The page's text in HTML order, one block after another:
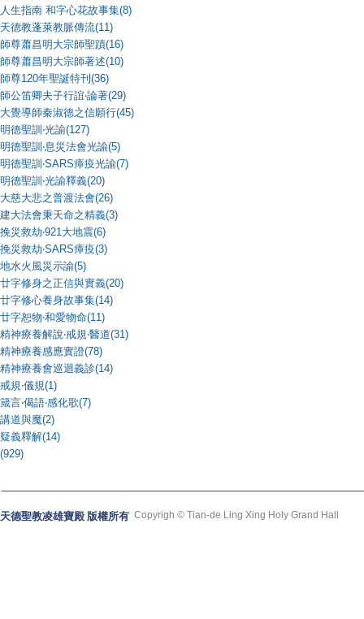
人生指南 和字心花故事集(8)
天德教蓬萊教脈傳流(11)
師尊蕭昌明大宗師聖蹟(16)
師尊蕭昌明大宗師著述(10)
師尊120年聖誕特刊(36)
師公笛卿夫子行誼‧論著(29)
大覺導師秦淑德之信願行(45)
明德聖訓‧光諭(127)
明德聖訓‧息災法會光諭(5)
明德聖訓‧SARS瘴疫光諭(7)
明德聖訓‧光諭釋義(20)
大慈大悲之普渡法會(26)
建大法會秉天命之精義(3)
挽災救劫‧921大地震(6)
挽災救劫‧SARS瘴疫(3)
地水火風災示諭(5)
廿字修身之正信與實義(20)
廿字修心養身故事集(14)
廿字恕物‧和愛物命(11)
精神療養解說‧戒規‧醫道(31)
精神療養感應實證(78)
精神療養會巡迴義診(14)
戒規‧儀規(1)
箴言‧偈語‧感化歌(7)
講道與魔(2)
疑義釋解(14)
(929)
天德聖教凌雄寶殿 版權所有 Copyrigh © Tian-de Ling Xing Holy Grand Hall